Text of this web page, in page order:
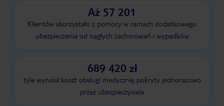
Aż 57 201
Klientów skorzystało z pomocy w ramach dodatkowego
ubezpieczenia od nagłych zachorowań i wypadków
689 420 zł
tyle wyniósł koszt obsługi medycznej pokryty jednorazowo
przez ubezpieczyciela